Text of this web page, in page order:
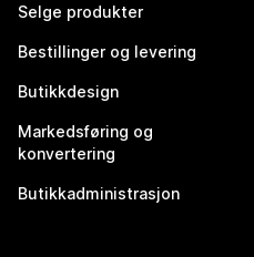
Selge produkter
Bestillinger og levering
Butikkdesign
Markedsføring og
konvertering
Butikkadministrasjon